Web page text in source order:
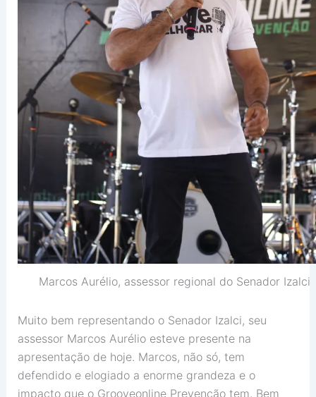
Marcos Aurélio, assessor regional do Senador Izalci
Muito bem representando o Senador Izalci, seu
assessor Marcos Aurélio esteve presente na
apresentação de hoje. Marcos, não só, tem
defendido e elogiado a enorme grandeza e o
impacto que o Grooveonline Prevenção tem. Bem